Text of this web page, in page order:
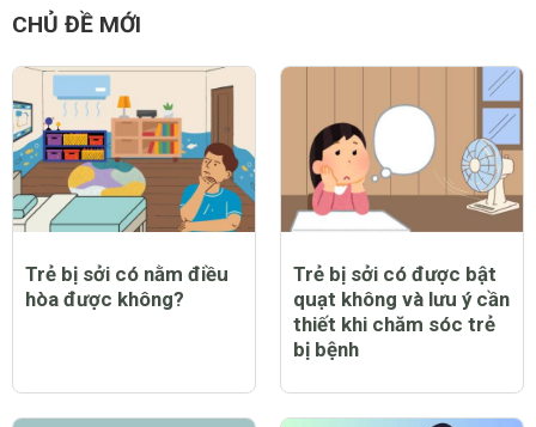
CHỦ ĐỀ MỚI
Trẻ bị sởi có nằm điều
hòa được không?
Trẻ bị sởi có được bật
quạt không và lưu ý cần
thiết khi chăm sóc trẻ
bị bệnh